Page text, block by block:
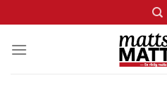
to
content